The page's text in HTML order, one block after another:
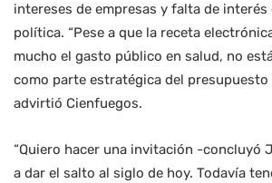
intereses de empresas y falta de
política. “Pese a que la receta
mucho el gasto público en salud, no
como parte estratégica del presupuesto
advirtió Cienfuegos.
“Quiero hacer una invitación -concluyó
a dar el salto al siglo de hoy. Todavía